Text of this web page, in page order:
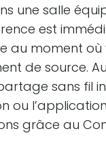
une salle
est
au moment où
de source.
sans fil
ou
grâce au